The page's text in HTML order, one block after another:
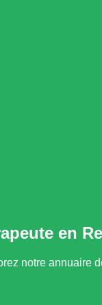
en
notre annuaire